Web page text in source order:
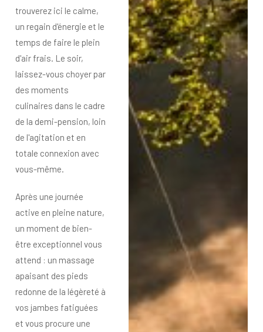
trouverez ici le calme,
un regain d'énergie et le
temps de faire le plein
d'air frais. Le soir,
laissez-vous choyer par
des moments
culinaires dans le cadre
de la demi-pension, loin
de l'agitation et en
totale connexion avec
vous-même.
Après une journée
active en pleine nature,
un moment de bien-
être exceptionnel vous
attend : un massage
apaisant des pieds
redonne de la légèreté à
vos jambes fatiguées
et vous procure une